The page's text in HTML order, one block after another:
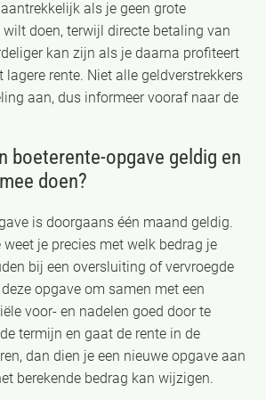
als je geen grote
doen, terwijl directe betaling van
kan zijn als je daarna profiteert
rente. Niet alle geldverstrekkers
aan, dus informeer vooraf naar de
boeterente-opgave geldig en
doen?
is doorgaans één maand geldig.
je precies met welk bedrag je
bij een oversluiting of vervroegde
opgave om samen met een
voor- en nadelen goed door te
termijn en gaat de rente in de
dan dien je een nieuwe opgave aan
berekende bedrag kan wijzigen.